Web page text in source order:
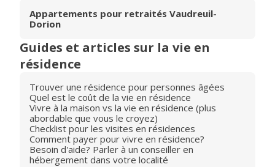
Appartements pour retraités Vaudreuil-
Dorion
Guides et articles sur la vie en
résidence
Trouver une résidence pour personnes âgées
Quel est le coût de la vie en résidence
Vivre à la maison vs la vie en résidence (plus
abordable que vous le croyez)
Checklist pour les visites en résidences
Comment payer pour vivre en résidence?
Besoin d'aide? Parler à un conseiller en
hébergement dans votre localité